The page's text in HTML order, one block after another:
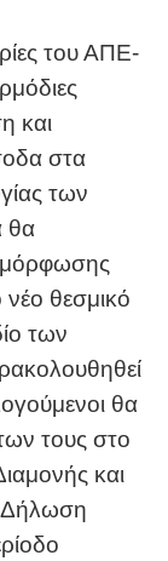
του ΑΠΕ-
και
στα
των
θα
θεσμικό
των
θα
τους στο
και
Δήλωση